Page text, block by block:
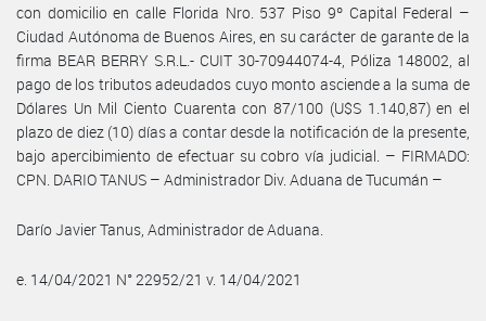
con domicilio en calle Florida Nro. 537 Piso 9º Capital Federal –
Ciudad Autónoma de Buenos Aires, en su carácter de garante de la
firma BEAR BERRY S.R.L.- CUIT 30-70944074-4, Póliza 148002, al
pago de los tributos adeudados cuyo monto asciende a la suma de
Dólares Un Mil Ciento Cuarenta con 87/100 (U$S 1.140,87) en el
plazo de diez (10) días a contar desde la notificación de la presente,
bajo apercibimiento de efectuar su cobro vía judicial. – FIRMADO:
CPN. DARIO TANUS – Administrador Div. Aduana de Tucumán –
Darío Javier Tanus, Administrador de Aduana.
e. 14/04/2021 N° 22952/21 v. 14/04/2021